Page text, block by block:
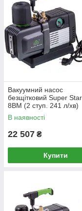
Вакуумний насос
безщітковий Super
8BM (2 ступ. 241 л/хв)
В наявності
22 507 ₴
Купити